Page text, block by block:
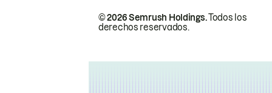
© 2026 Semrush Holdings.Todos los
derechos reservados.